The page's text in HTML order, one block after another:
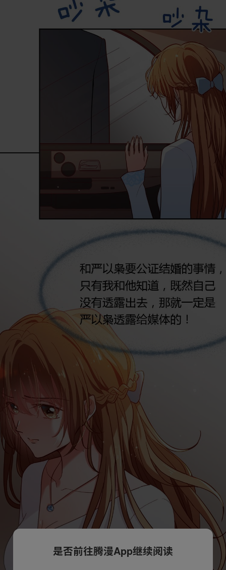
是否前往腾漫App继续阅读